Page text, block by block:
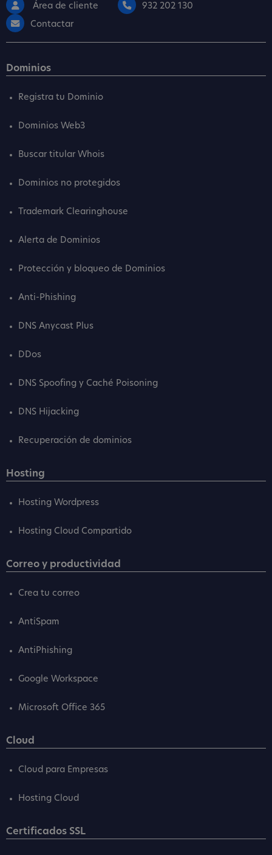
Área de cliente
932 202 130
Contactar
Dominios
Registra tu Dominio
Dominios Web3
Buscar titular Whois
Dominios no protegidos
Trademark Clearinghouse
Alerta de Dominios
Protección y bloqueo de Dominios
Anti-Phishing
DNS Anycast Plus
DDos
DNS Spoofing y Caché Poisoning
DNS Hijacking
Recuperación de dominios
Hosting
Hosting Wordpress
Hosting Cloud Compartido
Correo y productividad
Crea tu correo
AntiSpam
AntiPhishing
Google Workspace
Microsoft Office 365
Cloud
Cloud para Empresas
Hosting Cloud
Certificados SSL